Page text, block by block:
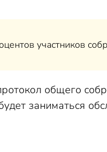
участников
общего
заниматься